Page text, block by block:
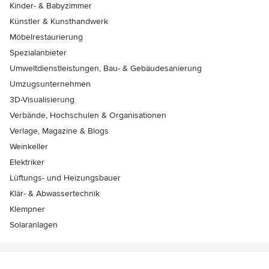
Kinder- & Babyzimmer
Künstler & Kunsthandwerk
Möbelrestaurierung
Spezialanbieter
Umweltdienstleistungen, Bau- & Gebäudesanierung
Umzugsunternehmen
3D-Visualisierung
Verbände, Hochschulen & Organisationen
Verlage, Magazine & Blogs
Weinkeller
Elektriker
Lüftungs- und Heizungsbauer
Klär- & Abwassertechnik
Klempner
Solaranlagen